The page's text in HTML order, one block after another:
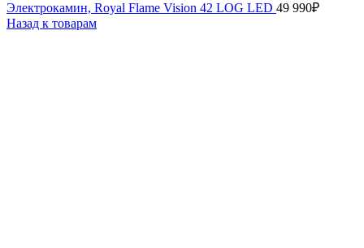
Электрокамин, Royal Flame Vision 42 LOG LED 49 990₽
Назад к товарам